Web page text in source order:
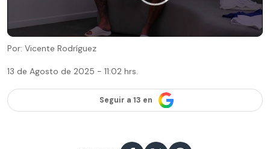
Por: Vicente Rodríguez
13 de Agosto de 2025 - 11:02 hrs.
Seguir a 13 en